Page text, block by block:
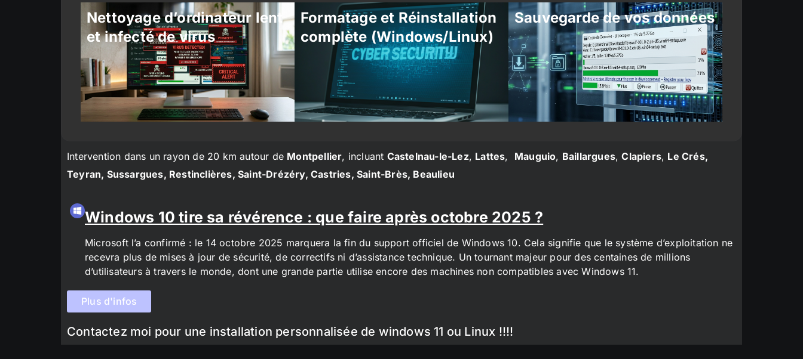
Nettoyage d’ordinateur lent
et infecté de virus
Formatage et Réinstallation
complète (Windows/Linux)
Sauvegarde de vos données
Intervention dans un rayon de 20 km autour de Montpellier, incluant Castelnau-le-Lez, Lattes, Mauguio, Baillargues,Clapiers, Le Crés,
Teyran, Sussargues, Restinclières, Saint-Drézéry, Castries, Saint-Brès, Beaulieu
Windows 10 tire sa révérence : que faire après octobre 2025 ?
Microsoft l’a confirmé : le 14 octobre 2025 marquera la fin du support officiel de Windows 10. Cela signifie que le système d’exploitation ne
recevra plus de mises à jour de sécurité, de correctifs ni d’assistance technique. Un tournant majeur pour des centaines de millions
d’utilisateurs à travers le monde, dont une grande partie utilise encore des machines non compatibles avec Windows 11.
Plus d'infos
Contactez moi pour une installation personnalisée de windows 11 ou Linux !!!!